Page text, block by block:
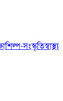
শিল্প-সংস্কৃতিস্বাস্থ্য